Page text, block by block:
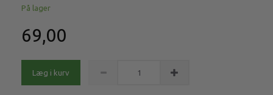
På lager
69,00
Læg i kurv